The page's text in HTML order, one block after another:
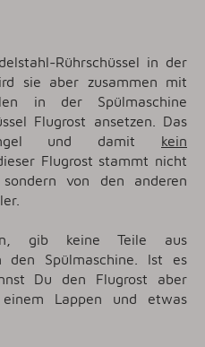
Rührschüssel in der
sie aber zusammen mit
in der Spülmaschine
Flugrost ansetzen. Das
und damit kein
Flugrost stammt nicht
von den anderen
gib keine Teile aus
Spülmaschine. Ist es
Du den Flugrost aber
Lappen und etwas